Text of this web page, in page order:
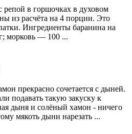
репой в горшочках в духовом
из расчёта на 4 порции. Это
Ингредиенты баранина на
морковь — 100 ...
прекрасно сочетается с дыней.
подавать такую закуску к
дыня и солёный хамон - ничего
мякоть дыни нарезать ...